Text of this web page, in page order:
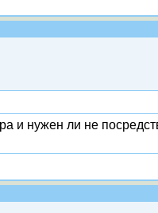
и нужен ли не